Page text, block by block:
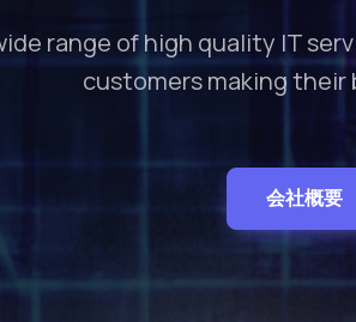
range of high quality IT
customers making their
会社概要
web, desktop and mobile
and perfect